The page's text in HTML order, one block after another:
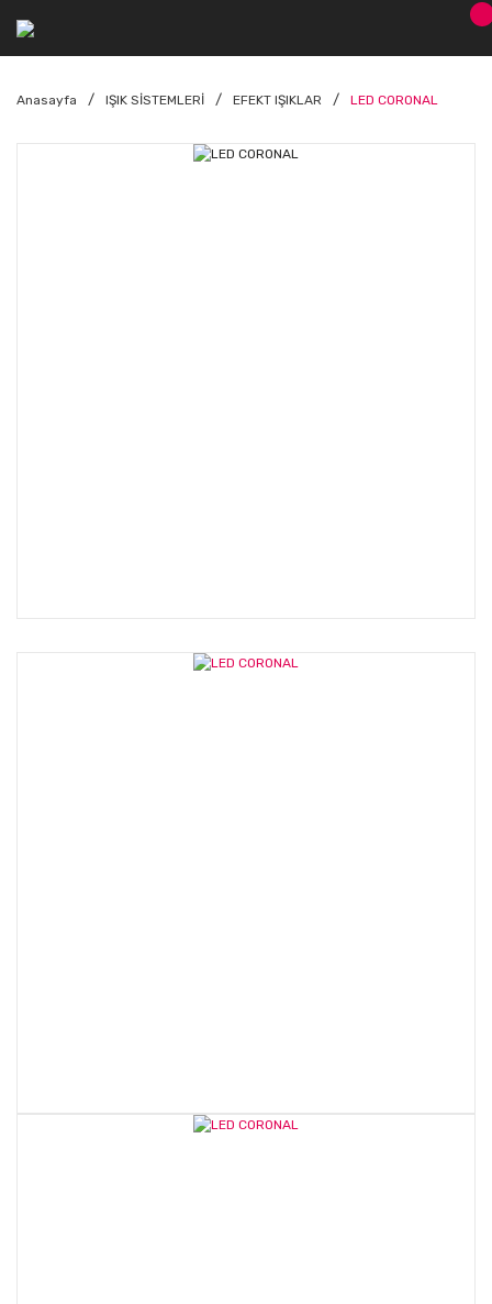
Anasayfa IŞIK SİSTEMLERİ EFEKT IŞIKLAR LED CORONAL